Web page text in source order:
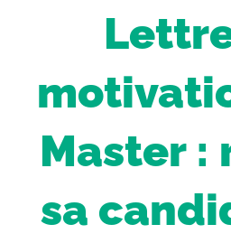
Master :
sa